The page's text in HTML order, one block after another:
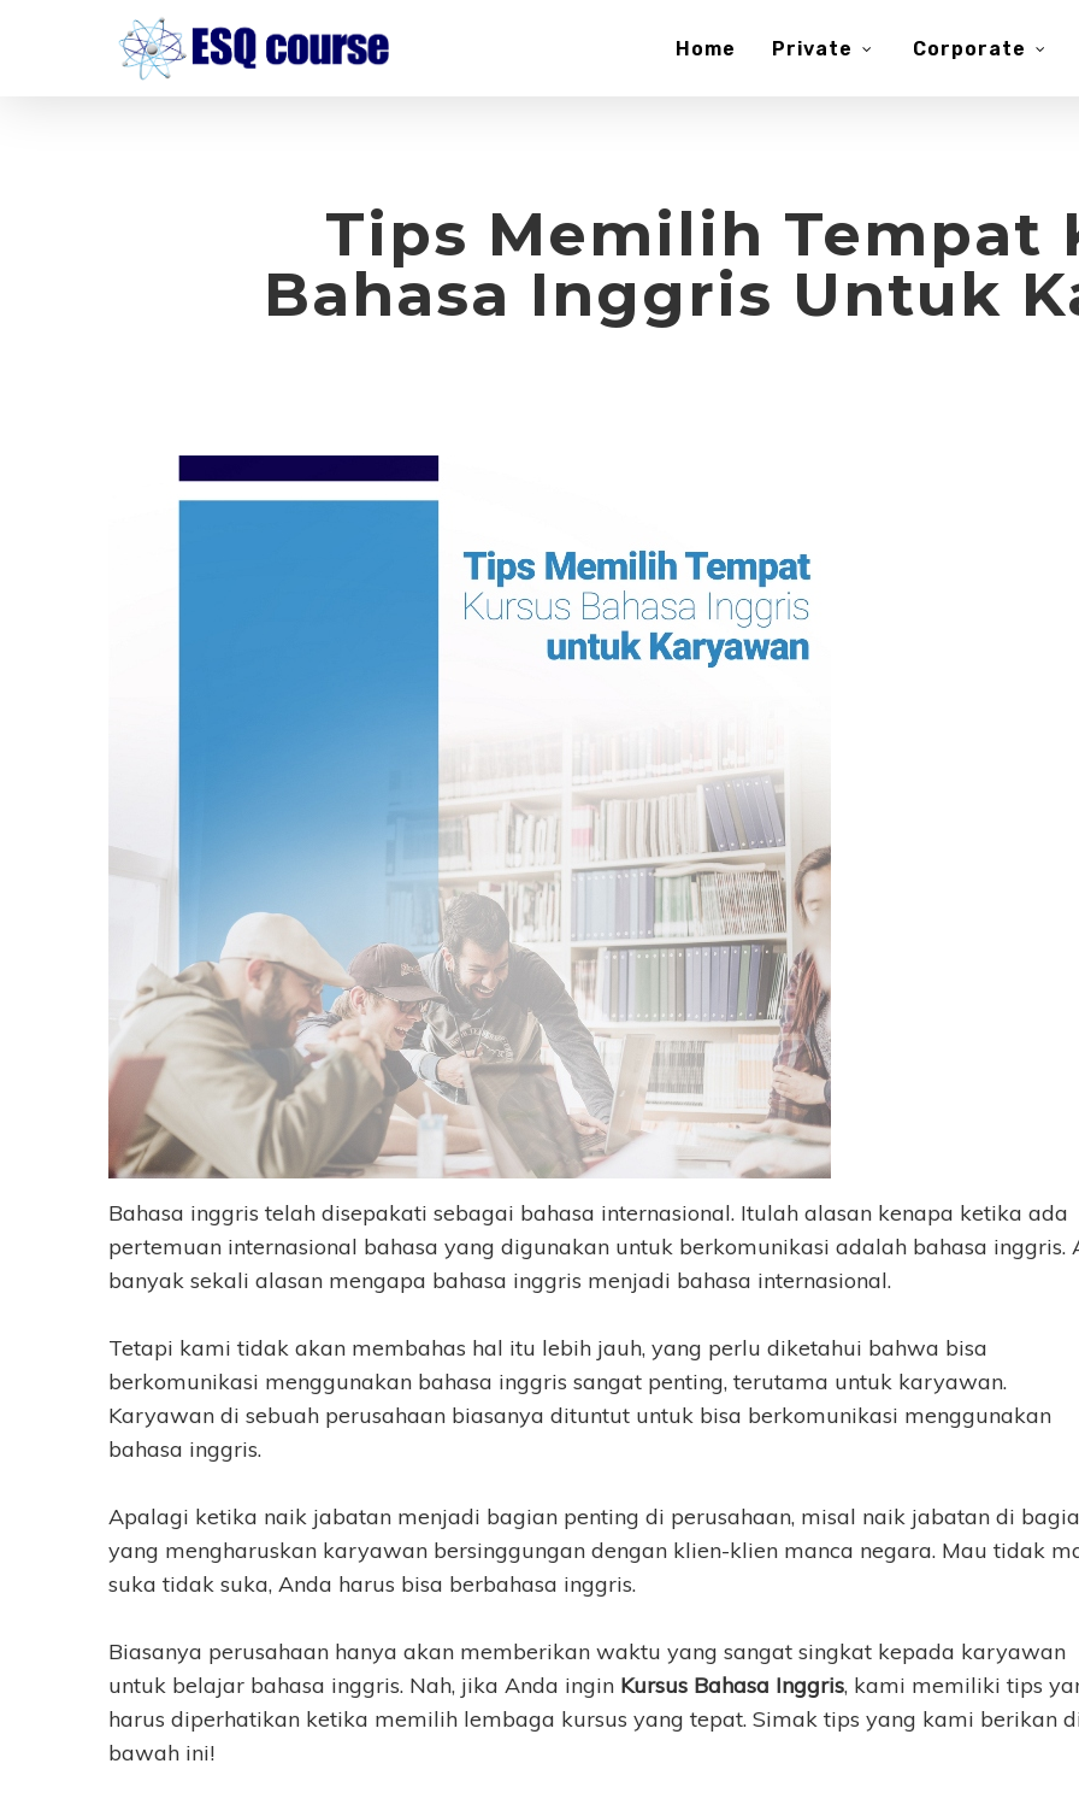
Home Private Corporate
Tips Memilih Tempat
Bahasa Inggris Untuk
Bahasa inggris telah disepakati sebagai bahasa internasional. Itulah alasan kenapa ketika ada
pertemuan internasional bahasa yang digunakan untuk berkomunikasi adalah bahasa inggris.
banyak sekali alasan mengapa bahasa inggris menjadi bahasa internasional.
Tetapi kami tidak akan membahas hal itu lebih jauh, yang perlu diketahui bahwa bisa
berkomunikasi menggunakan bahasa inggris sangat penting, terutama untuk karyawan.
Karyawan di sebuah perusahaan biasanya dituntut untuk bisa berkomunikasi menggunakan
bahasa inggris.
Apalagi ketika naik jabatan menjadi bagian penting di perusahaan, misal naik jabatan di
yang mengharuskan karyawan bersinggungan dengan klien-klien manca negara. Mau tidak
suka tidak suka, Anda harus bisa berbahasa inggris.
Biasanya perusahaan hanya akan memberikan waktu yang sangat singkat kepada karyawan
untuk belajar bahasa inggris. Nah, jika Anda ingin Kursus Bahasa Inggris, kami memiliki tips
harus diperhatikan ketika memilih lembaga kursus yang tepat. Simak tips yang kami berikan
bawah ini!